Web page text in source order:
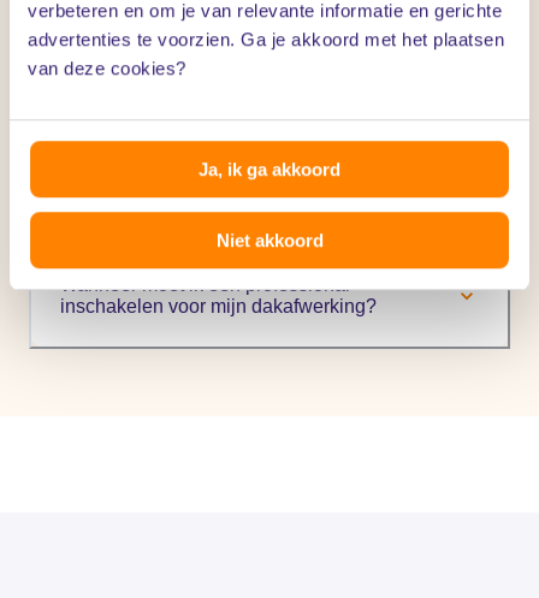
verbeteren en om je van relevante informatie en gerichte
advertenties te voorzien. Ga je akkoord met het plaatsen
van deze cookies?
Ja, ik ga akkoord
Niet akkoord
Waarom is regelmatig onderhoud van mijn
dakafwerking belangrijk?
Hoe herken ik problemen met mijn
Wanneer moet ik een professional
inschakelen voor mijn dakafwerking?